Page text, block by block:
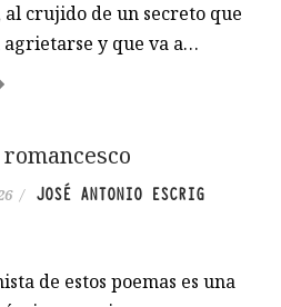
al crujido de un secreto que
agrietarse y que va a…
/
JOSÉ ANTONIO ESCRIG
de estos poemas es una